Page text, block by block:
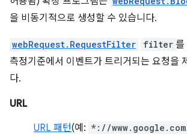
을 비동기적으로 생성할 수 있습니다.
webRequest.RequestFilter filter 를
측정기준에서 이벤트가 트리거되는 요청을
다.
URL
URL 패턴(예: *://